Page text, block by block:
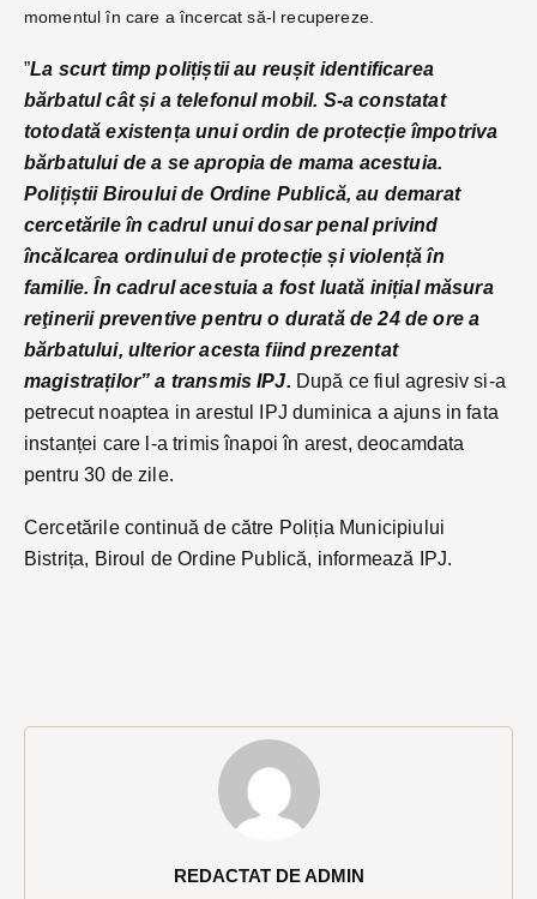
REDACTAT DE ADMIN
momentul în care a încercat să-l recupereze.
”La scurt timp polițiștii au reușit identificarea
bărbatul cât și a telefonul mobil. S-a constatat
totodată existența unui ordin de protecție împotriva
bărbatului de a se apropia de mama acestuia.
Polițiștii Biroului de Ordine Publică, au demarat
cercetările în cadrul unui dosar penal privind
încălcarea ordinului de protecție și violență în
familie. În cadrul acestuia a fost luată inițial măsura
reţinerii preventive pentru o durată de 24 de ore a
bărbatului, ulterior acesta fiind prezentat
magistraților” a transmis IPJ. După ce fiul agresiv si-a
petrecut noaptea in arestul IPJ duminica a ajuns in fata
instanței care l-a trimis înapoi în arest, deocamdata
pentru 30 de zile.
Cercetările continuă de către Poliția Municipiului
Bistrița, Biroul de Ordine Publică, informează IPJ.